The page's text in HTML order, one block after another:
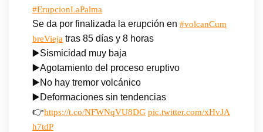
#ErupcionLaPalma
Se da por finalizada la erupción en #volcanCum
breVieja tras 85 días y 8 horas
▶️Sismicidad muy baja
▶️Agotamiento del proceso eruptivo
▶️No hay tremor volcánico
▶️Deformaciones sin tendencias
👉https://t.co/NFWNqVU8DG pic.twitter.com/xHvJA
h7tdP